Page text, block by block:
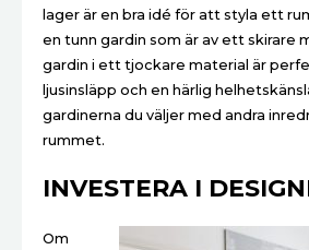
lager är en bra idé för att styla ett
en tunn gardin som är av ett skirare
gardin i ett tjockare material är
ljusinsläpp och en härlig
gardinerna du väljer med andra
rummet.
INVESTERA I
Om